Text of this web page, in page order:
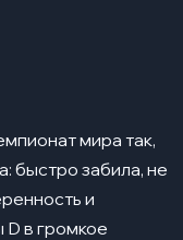
мира так,
быстро забила, не
и
D в громкое